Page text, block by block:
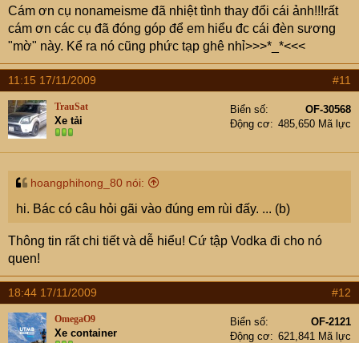
Cám ơn cụ nonameisme đã nhiệt tình thay đổi cái ảnh!!!rất
cám ơn các cụ đã đóng góp để em hiểu đc cái đèn sương
"mờ" này. Kể ra nó cũng phức tạp ghê nhỉ>>>*_*<<<
11:15 17/11/2009 #11
TrauSat
Xe tải
Biển số
OF-30568
Động cơ
485,650 Mã lực
hoangphihong_80 nói:
hi. Bác có câu hỏi gãi vào đúng em rùi đấy. ... (b)
Thông tin rất chi tiết và dễ hiểu! Cứ tập Vodka đi cho nó
quen!
18:44 17/11/2009 #12
OmegaO9
Xe container
Biển số
OF-2121
Động cơ
621,841 Mã lực